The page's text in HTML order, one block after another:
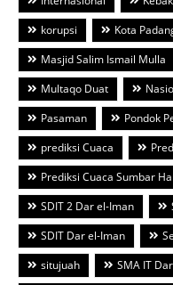
korupsi
Kota
Masjid Salim Ismail Mulla
Multaqo Duat
Pasaman
Pondok
prediksi Cuaca
Prediksi Cuaca Sumbar
SDIT 2 Dar el-Iman
SDIT Dar el-Iman
situjuah
SMA IT